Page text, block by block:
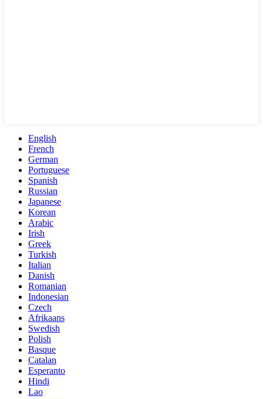
English
French
German
Portuguese
Spanish
Russian
Japanese
Korean
Arabic
Irish
Greek
Turkish
Italian
Danish
Romanian
Indonesian
Czech
Afrikaans
Swedish
Polish
Basque
Catalan
Esperanto
Hindi
Lao